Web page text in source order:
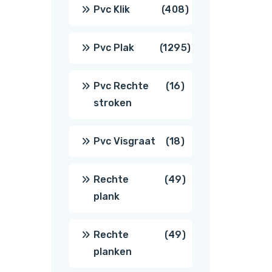
Pvc Klik 408408
producten
Pvc Plak 12951295
Pvc Rechte
stroken
1616
Pvc Visgraat 1818
producten
Rechte
plank
4949
Rechte
planken
4949